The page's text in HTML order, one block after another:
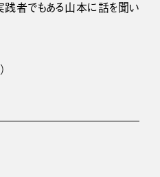
実践者でもある山本に話を聞い